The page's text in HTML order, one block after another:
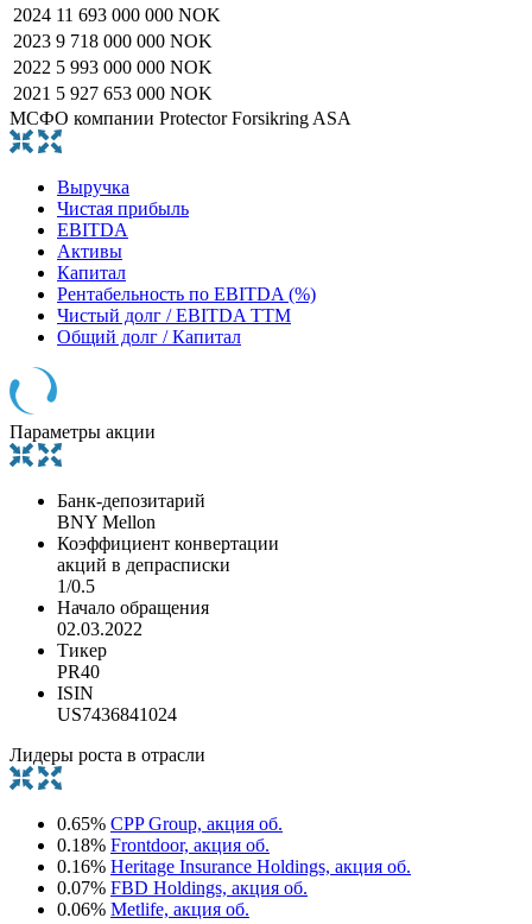
2024 11 693 000 000 NOK
2023 9 718 000 000 NOK
2022 5 993 000 000 NOK
2021 5 927 653 000 NOK
МСФО компании Protector Forsikring ASA
Выручка
Чистая прибыль
EBITDA
Активы
Капитал
Рентабельность по EBITDA (%)
Чистый долг / EBITDA TTM
Общий долг / Капитал
Параметры акции
Банк-депозитарий
BNY Mellon
Коэффициент конвертации
акций в депрасписки
1/0.5
Начало обращения
02.03.2022
Тикер
PR40
ISIN
US7436841024
Лидеры роста в отрасли
0.65% CPP Group, акция об.
0.18% Frontdoor, акция об.
0.16% Heritage Insurance Holdings, акция об.
0.07% FBD Holdings, акция об.
0.06% Metlife, акция об.